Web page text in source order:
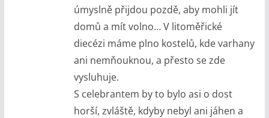
úmyslně přijdou pozdě, aby mohli jít
domů a mít volno… V litoměřické
diecézi máme plno kostelů, kde varhany
ani nemňouknou, a přesto se zde
vysluhuje.
S celebrantem by to bylo asi o dost
horší, zvláště, kdyby nebyl ani jáhen a